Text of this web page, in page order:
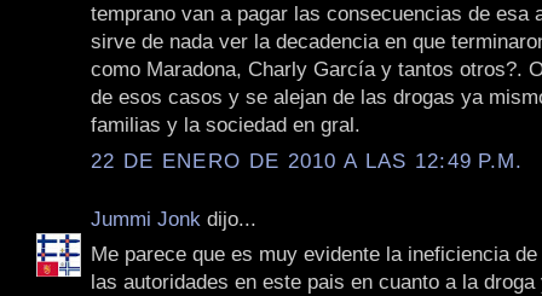
temprano van a pagar las consecuencias de esa
sirve de nada ver la decadencia en que
como Maradona, Charly García y tantos otros?.
de esos casos y se alejan de las drogas ya
familias y la sociedad en gral.
22 DE ENERO DE 2010 A LAS 12:49 P.M.
Jummi Jonk dijo...
Me parece que es muy evidente la ineficiencia
las autoridades en este pais en cuanto a la